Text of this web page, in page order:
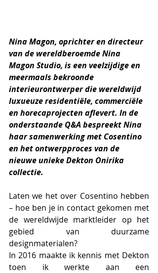
Nina Magon, oprichter en directeur
van de wereldberoemde Nina
Magon Studio, is een veelzijdige en
meermaals bekroonde
interieurontwerper die wereldwijd
luxueuze residentiële, commerciële
en horecaprojecten aflevert. In de
onderstaande Q&A bespreekt Nina
haar samenwerking met Cosentino
en het ontwerpproces van de
nieuwe unieke Dekton Onirika
collectie.
Laten we het over Cosentino hebben
– hoe ben je in contact gekomen met
de wereldwijde marktleider op het
gebied van duurzame
designmaterialen?
In 2016 maakte ik kennis met Dekton
toen ik werkte aan een